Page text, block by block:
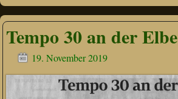
Tempo 30 an der Elbe
19. November 2019